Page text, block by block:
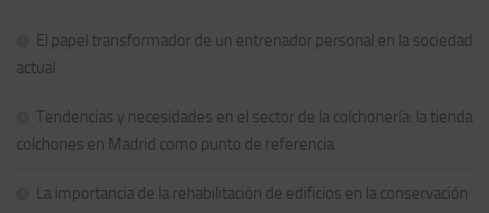
El papel transformador de un entrenador personal en la sociedad
actual
Tendencias y necesidades en el sector de la colchonería: la tienda
colchones en Madrid como punto de referencia
La importancia de la rehabilitación de edificios en la conservación